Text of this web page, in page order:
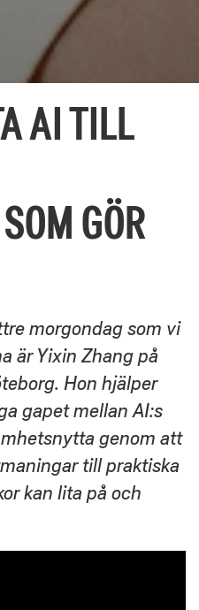
AI TILL
GÖR
morgondag som vi
är Yixin Zhang på
Hon hjälper
gapet mellan AI:s
genom att
till praktiska
kan lita på och